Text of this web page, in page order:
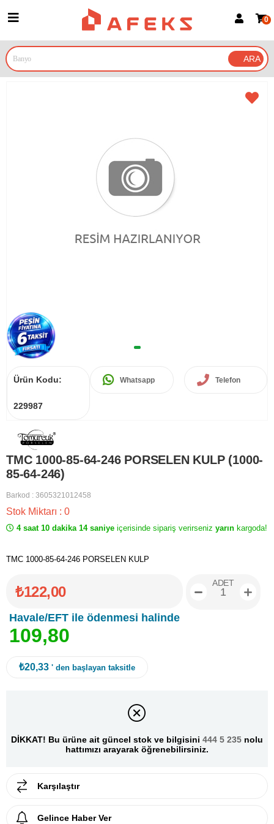
Google İle Bağlan
0
Ürün Kodu:
229987
Whatsapp Telefon
TMC 1000-85-64-246 PORSELEN KULP (1000-
85-64-246)
Barkod : 3605321012458
Stok Miktarı : 0
4 saat 10 dakika 14 saniye içerisinde sipariş verirseniz yarın kargoda!
TMC 1000-85-64-246 PORSELEN KULP
₺122,00
Havale/EFT ile ödenmesi halinde
109,80
ADET
₺20,33 ' den başlayan taksitle
DİKKAT! Bu ürüne ait güncel stok ve bilgisini 444 5 235 nolu
hattımızı arayarak öğrenebilirsiniz.
Karşılaştır
Gelince Haber Ver